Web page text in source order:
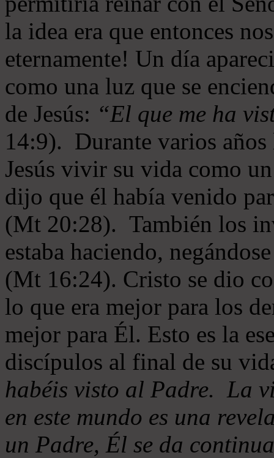
la idea era que entonces
eternamente! Un día
como una luz que se
de Jesús: “El que me ha
14:9). Durante varios
Jesús vivir su vida como
dijo que él había venido
(Mt 20:28). También los
estaba haciendo,
(Mt 16:24). Cristo se dio
lo que era mejor para los
mejor para Él. Esto es la
discípulos al final de su
habéis visto al Padre. La
en este mundo es una
un Padre, Él se da